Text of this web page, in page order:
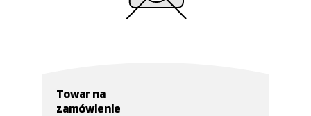
Towar na
zamówienie